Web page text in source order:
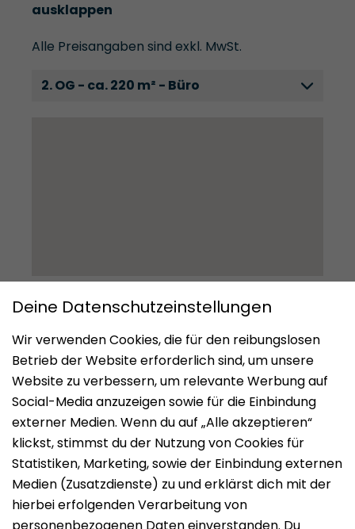
ausklappen
Alle Preisangaben sind exkl. MwSt.
2. OG - ca. 220 m² - Büro
Impressum
Datenschutz
Nutzungsbedingungen